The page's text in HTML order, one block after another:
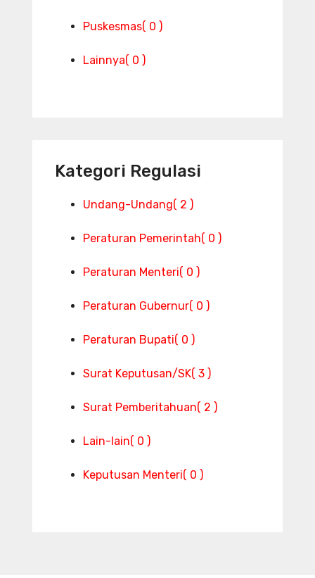
Puskesmas( 0 )
Lainnya( 0 )
Kategori Regulasi
Undang-Undang( 2 )
Peraturan Pemerintah( 0 )
Peraturan Menteri( 0 )
Peraturan Gubernur( 0 )
Peraturan Bupati( 0 )
Surat Keputusan/SK( 3 )
Surat Pemberitahuan( 2 )
Lain-lain( 0 )
Keputusan Menteri( 0 )
e